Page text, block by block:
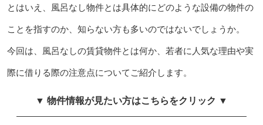
とはいえ、風呂なし物件とは具体的にどのような設備の物件の
ことを指すのか、知らない方も多いのではないでしょうか。
今回は、風呂なしの賃貸物件とは何か、若者に人気な理由や実
際に借りる際の注意点についてご紹介します。
▼ 物件情報が見たい方はこちらをクリック ▼